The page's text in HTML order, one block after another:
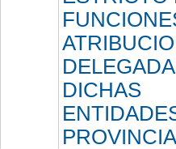
DICHAS